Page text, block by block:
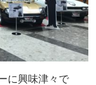
に興味津々で